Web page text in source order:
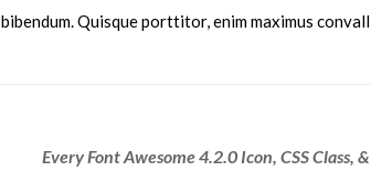
Quisque porttitor, enim maximus
Every Font Awesome 4.2.0 Icon, CSS Class,